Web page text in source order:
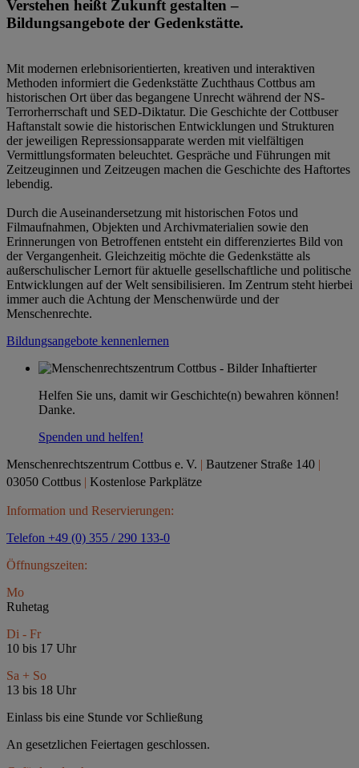
Verstehen heißt Zukunft gestalten –
Bildungsangebote der Gedenkstätte.
Mit modernen erlebnisorientierten, kreativen und interaktiven
Methoden informiert die Gedenkstätte Zuchthaus Cottbus am
historischen Ort über das begangene Unrecht während der NS-
Terrorherrschaft und SED-Diktatur. Die Geschichte der Cottbuser
Haftanstalt sowie die historischen Entwicklungen und Strukturen
der jeweiligen Repressionsapparate werden mit vielfältigen
Vermittlungsformaten beleuchtet. Gespräche und Führungen mit
Zeitzeuginnen und Zeitzeugen machen die Geschichte des Haftortes
lebendig.
Durch die Auseinandersetzung mit historischen Fotos und
Filmaufnahmen, Objekten und Archivmaterialien sowie den
Erinnerungen von Betroffenen entsteht ein differenziertes Bild von
der Vergangenheit. Gleichzeitig möchte die Gedenkstätte als
außerschulischer Lernort für aktuelle gesellschaftliche und politische
Entwicklungen auf der Welt sensibilisieren. Im Zentrum steht hierbei
immer auch die Achtung der Menschenwürde und der
Menschenrechte.
Bildungsangebote kennenlernen
Helfen Sie uns, damit wir Geschichte(n) bewahren können!
Danke.
Spenden und helfen!
Menschenrechtszentrum Cottbus e. V. | Bautzener Straße 140 |
03050 Cottbus | Kostenlose Parkplätze
Information und Reservierungen:
Telefon +49 (0) 355 / 290 133-0
Öffnungszeiten:
Mo
Ruhetag
Di - Fr
10 bis 17 Uhr
Sa + So
13 bis 18 Uhr
Einlass bis eine Stunde vor Schließung
An gesetzlichen Feiertagen geschlossen.